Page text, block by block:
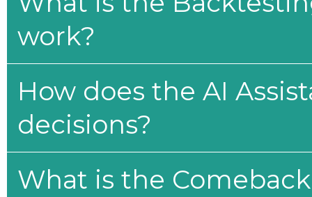
work?
How does the AI
decisions?
What is the